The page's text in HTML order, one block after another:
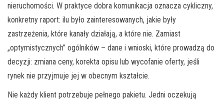
nieruchomości. W praktyce dobra komunikacja oznacza cykliczny,
konkretny raport: ilu było zainteresowanych, jakie były
zastrzeżenia, które kanały działają, a które nie. Zamiast
„optymistycznych” ogólników – dane i wnioski, które prowadzą do
decyzji: zmiana ceny, korekta opisu lub wycofanie oferty, jeśli
rynek nie przyjmuje jej w obecnym kształcie.
Nie każdy klient potrzebuje pełnego pakietu. Jedni oczekują